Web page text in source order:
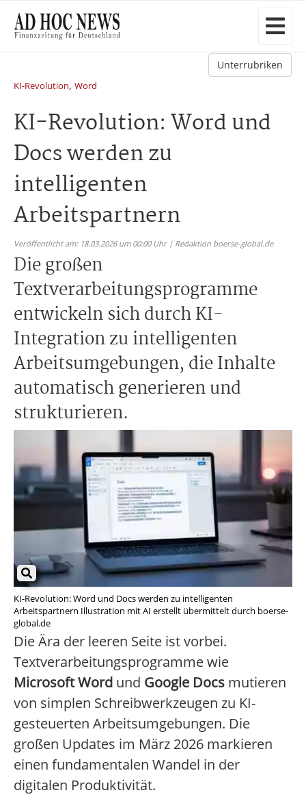
Unterrubriken
KI-Revolution, Word
KI-Revolution: Word und
Docs werden zu
intelligenten
Arbeitspartnern
Veröffentlicht am: 18.03.2026 um 00:00 Uhr | Redaktion boerse-global.de
Die großen
Textverarbeitungsprogramme
entwickeln sich durch KI-
Integration zu intelligenten
Arbeitsumgebungen, die Inhalte
automatisch generieren und
strukturieren.
KI-Revolution: Word und Docs werden zu intelligenten
Arbeitspartnern Illustration mit AI erstellt übermittelt durch boerse-
global.de
Die Ära der leeren Seite ist vorbei.
Textverarbeitungsprogramme wie
Microsoft Word und Google Docs mutieren
von simplen Schreibwerkzeugen zu KI-
gesteuerten Arbeitsumgebungen. Die
großen Updates im März 2026 markieren
einen fundamentalen Wandel in der
digitalen Produktivität.